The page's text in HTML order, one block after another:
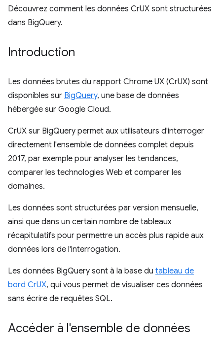
Découvrez comment les données CrUX sont structurées
dans BigQuery.
Introduction
Les données brutes du rapport Chrome UX (CrUX) sont
disponibles sur BigQuery, une base de données
hébergée sur Google Cloud.
CrUX sur BigQuery permet aux utilisateurs d'interroger
directement l'ensemble de données complet depuis
2017, par exemple pour analyser les tendances,
comparer les technologies Web et comparer les
domaines.
Les données sont structurées par version mensuelle,
ainsi que dans un certain nombre de tableaux
récapitulatifs pour permettre un accès plus rapide aux
données lors de l'interrogation.
Les données BigQuery sont à la base du tableau de
bord CrUX, qui vous permet de visualiser ces données
sans écrire de requêtes SQL.
Accéder à l'ensemble de données